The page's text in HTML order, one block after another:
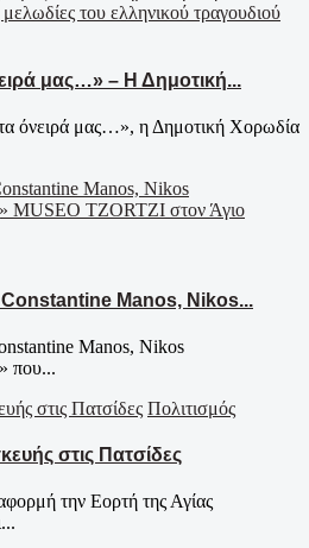
μας…» – Η Δημοτική...
όνειρά μας…», η Δημοτική Χορωδία
Manos, Nikos...
Manos, Nikos
που...
Πολιτισμός
στις Πατσίδες
την Εορτή της Αγίας